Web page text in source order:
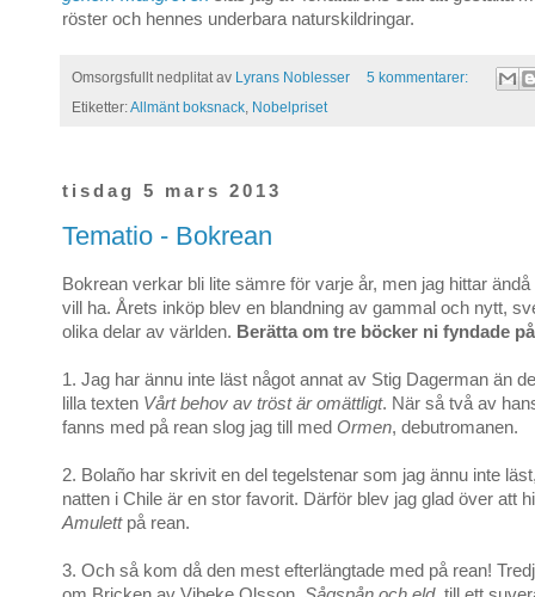
röster och hennes underbara naturskildringar.
Omsorgsfullt nedplitat av Lyrans Noblesser
5 kommentarer:
Etiketter:Allmänt boksnack, Nobelpriset
tisdag 5 mars 2013
Tematio - Bokrean
Bokrean verkar bli lite sämre för varje år, men jag hittar ändå
vill ha. Årets inköp blev en blandning av gammal och nytt,
olika delar av världen. Berätta om tre böcker ni fyndade
1. Jag har ännu inte läst något annat av Stig Dagerman än
lilla texten Vårt behov av tröst är omättligt. När så två av
fanns med på rean slog jag till med Ormen, debutromanen.
2. Bolaño har skrivit en del tegelstenar som jag ännu inte
natten i Chile är en stor favorit. Därför blev jag glad över att
Amulettpå rean.
3. Och så kom då den mest efterlängtade med på rean!